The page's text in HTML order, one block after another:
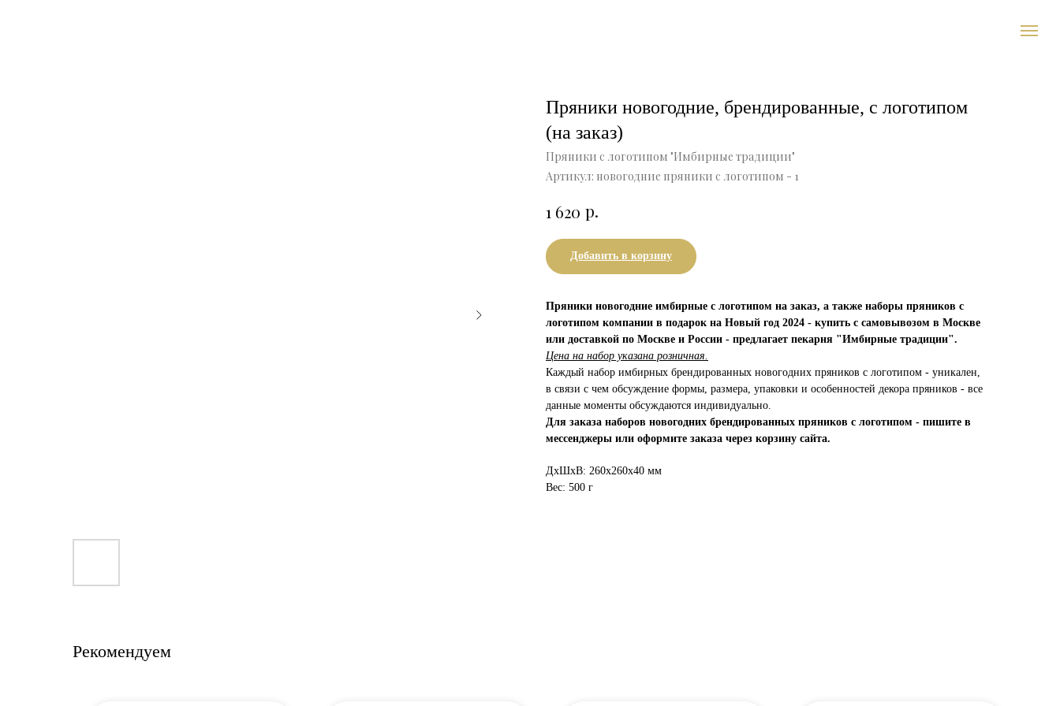
Пряники новогодние, брендированные, с логотипом
(на заказ)
Пряники с логотипом "Имбирные традиции"
Артикул: новогодние пряники с логотипом - 1
1 620 р.
Добавить в корзину
Пряники новогодние имбирные с логотипом на заказ, а также наборы пряников с
логотипом компании в подарок на Новый год 2024 - купить с самовывозом в Москве
или доставкой по Москве и России - предлагает пекарня "Имбирные традиции".
Цена на набор указана розничная.
Каждый набор имбирных брендированных новогодних пряников с логотипом - уникален,
в связи с чем обсуждение формы, размера, упаковки и особенностей декора пряников - все
данные моменты обсуждаются индивидуально.
Для заказа наборов новогодних брендированных пряников с логотипом - пишите в
мессенджеры или оформите заказа через корзину сайта.
ДxШxВ: 260x260x40 мм
Вес: 500 г
Рекомендуем